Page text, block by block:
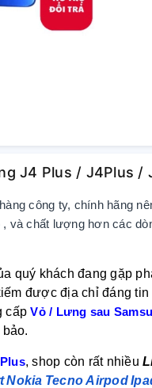
J4 Plus / J4Plus /
công ty, chính hãng
và chất lượng hơn các
quý khách đang gặp
được địa chỉ đáng tin
cấpVỏ / Lưng sau
, shop còn rất nhiều
Nokia TecnoAirpod